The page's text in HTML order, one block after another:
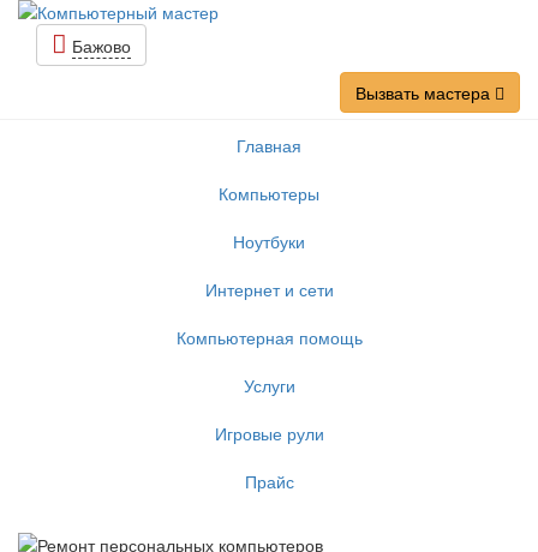
Бажово
Вызвать мастера
Главная
Компьютеры
Ноутбуки
Интернет и сети
Компьютерная помощь
Услуги
Игровые рули
Прайс